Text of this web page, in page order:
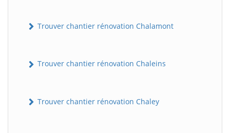
Trouver chantier rénovation Chalamont
Trouver chantier rénovation Chaleins
Trouver chantier rénovation Chaley